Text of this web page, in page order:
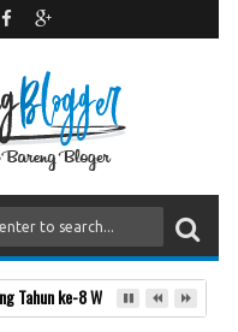
Tahun ke-8 Warung Blogger